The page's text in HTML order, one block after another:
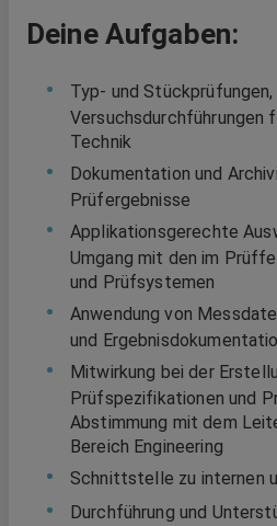
Deine Aufgaben:
Typ- und Stückprüfungen,
Versuchsdurchführungen
Technik
Dokumentation und
Prüfergebnisse
Applikationsgerechte
Umgang mit den im
und Prüfsystemen
Anwendung von
und
Mitwirkung bei der
Prüfspezifikationen und
Abstimmung mit dem
Bereich Engineering
Schnittstelle zu internen
Durchführung und